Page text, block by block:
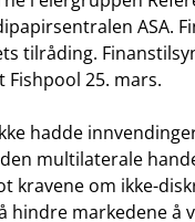
ASA.
tilråding.
25. mars.
hadde
multilaterale
kravene om ikke-
markedene å